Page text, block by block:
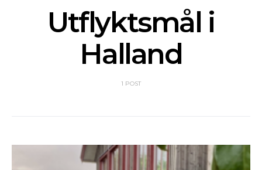
Utflyktsmål i
Halland
1 POST